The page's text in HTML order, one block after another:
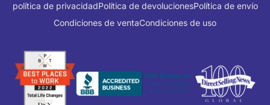
política de privacidadPolítica de devolucionesPolítica de envío
Condiciones de ventaCondiciones de uso